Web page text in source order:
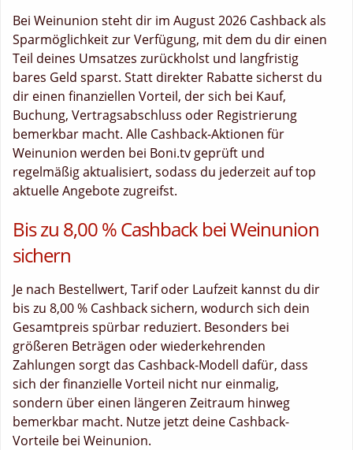
Bei Weinunion steht dir im August 2026 Cashback als
Sparmöglichkeit zur Verfügung, mit dem du dir einen
Teil deines Umsatzes zurückholst und langfristig
bares Geld sparst. Statt direkter Rabatte sicherst du
dir einen finanziellen Vorteil, der sich bei Kauf,
Buchung, Vertragsabschluss oder Registrierung
bemerkbar macht. Alle Cashback-Aktionen für
Weinunion werden bei Boni.tv geprüft und
regelmäßig aktualisiert, sodass du jederzeit auf top
aktuelle Angebote zugreifst.
Bis zu 8,00 % Cashback bei Weinunion
sichern
Je nach Bestellwert, Tarif oder Laufzeit kannst du dir
bis zu 8,00 % Cashback sichern, wodurch sich dein
Gesamtpreis spürbar reduziert. Besonders bei
größeren Beträgen oder wiederkehrenden
Zahlungen sorgt das Cashback-Modell dafür, dass
sich der finanzielle Vorteil nicht nur einmalig,
sondern über einen längeren Zeitraum hinweg
bemerkbar macht. Nutze jetzt deine Cashback-
Vorteile bei Weinunion.